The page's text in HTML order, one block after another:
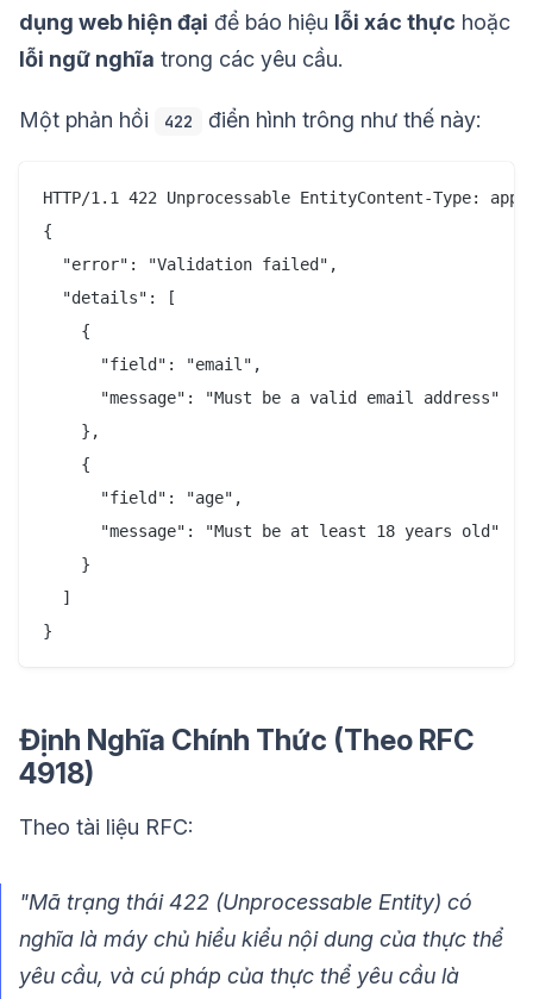
dụng web hiện đại để báo hiệu lỗi xác thực hoặc
lỗi ngữ nghĩa trong các yêu cầu.
Một phản hồi 422 điển hình trông như thế này:
HTTP/1.1 422 Unprocessable EntityContent-Type:
{
  "error": "Validation failed",
  "details": [
    {
      "field": "email",
      "message": "Must be a valid email address"
    },
    {
      "field": "age",
      "message": "Must be at least 18 years old"
    }
  ]
Định Nghĩa Chính Thức (Theo RFC
4918)
Theo tài liệu RFC:
"Mã trạng thái 422 (Unprocessable Entity) có
nghĩa là máy chủ hiểu kiểu nội dung của thực thể
yêu cầu, và cú pháp của thực thể yêu cầu là